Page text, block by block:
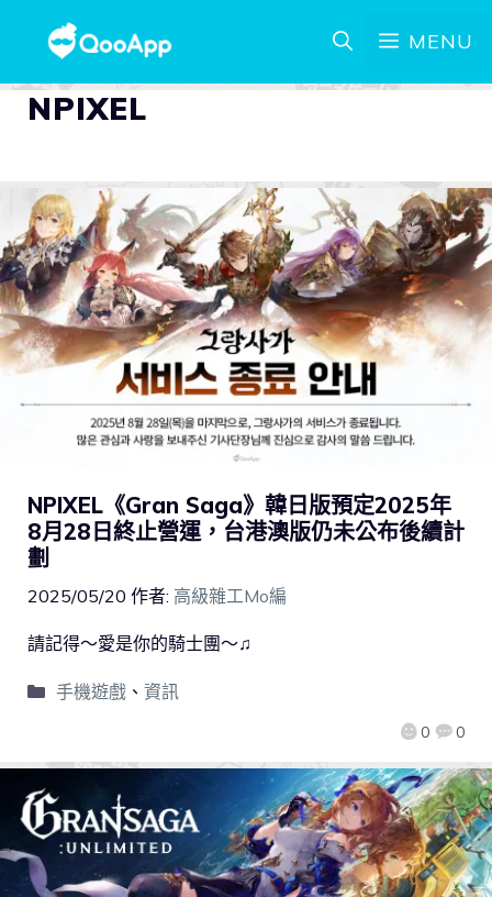
MENU
NPIXEL
NPIXEL《Gran Saga》韓日版預定2025年
8月28日終止營運，台港澳版仍未公布後續計
劃
2025/05/20 作者: 高級雜工Mo編
0 0
請記得～愛是你的騎士團～♫
手機遊戲、 資訊